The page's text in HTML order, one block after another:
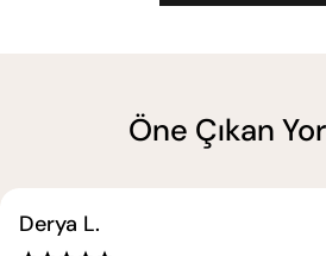
Öne Çıkan
Derya L.